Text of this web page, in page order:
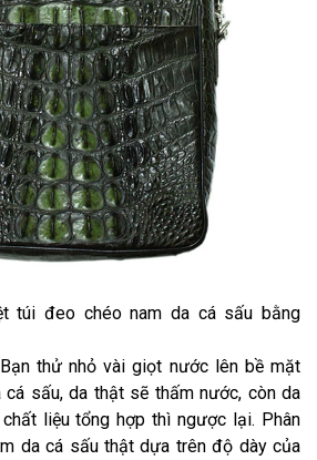
túi đeo chéo nam da cá sấu bằng
thử nhỏ vài giọt nước lên bề mặt
cá sấu, da thật sẽ thấm nước, còn da
liệu tổng hợp thì ngược lại. Phân
da cá sấu thật dựa trên độ dày của